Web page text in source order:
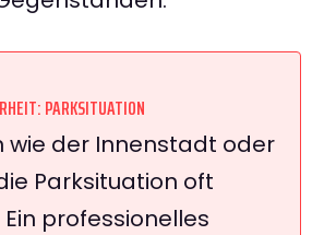
PARKSITUATION
wie der Innenstadt oder
Parksituation oft
professionelles